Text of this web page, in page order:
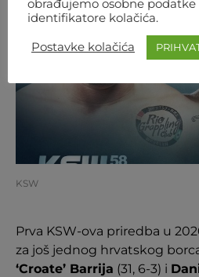
KSW
Prva KSW-ova priredba u
za još jednog hrvatskog
‘Croate’ Barrija (31, 6-3) i
obrađujemo osobne
identifikatore kolačića.
Postavke kolačića